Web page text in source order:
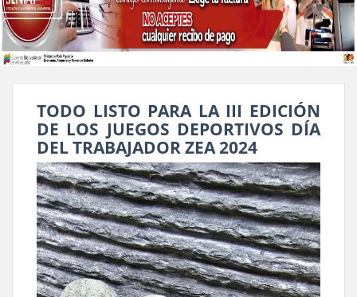
TODO LISTO PARA LA III EDICIÓN
DE LOS JUEGOS DEPORTIVOS DÍA
DEL TRABAJADOR ZEA 2024